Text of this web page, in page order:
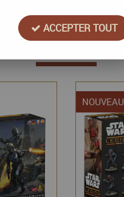
gamme
NOUVEAU
ACCEPTER TOUT